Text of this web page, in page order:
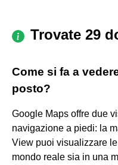
Trovate 29
Come si fa a
posto?
Google Maps offre due
navigazione a piedi: la
View puoi visualizzare
mondo reale sia in una